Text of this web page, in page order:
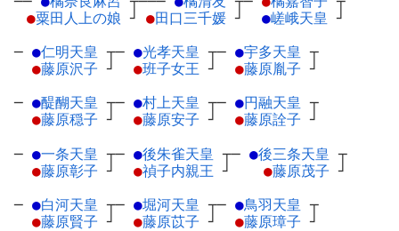
●粟田人上の娘 ┘
●田口三千媛 ┘
●嵯峨天皇 ┘
─ ●仁明天皇 ┬
●藤原沢子 ┘
─ ●光孝天皇 ┬
●班子女王 ┘
─ ●宇多天皇 ┬
●藤原胤子 ┘
─ ●醍醐天皇 ┬
●藤原穏子 ┘
─ ●村上天皇 ┬
●藤原安子 ┘
─ ●円融天皇 ┬
●藤原詮子 ┘
─ ●一条天皇 ┬
●藤原彰子 ┘
─ ●後朱雀天皇 ┬
●禎子内親王 ┘
─ ●後三条天皇 ┬
●藤原茂子 ┘
─ ●白河天皇 ┬
●藤原賢子 ┘
─ ●堀河天皇 ┬
●藤原苡子 ┘
─ ●鳥羽天皇 ┬
●藤原璋子 ┘